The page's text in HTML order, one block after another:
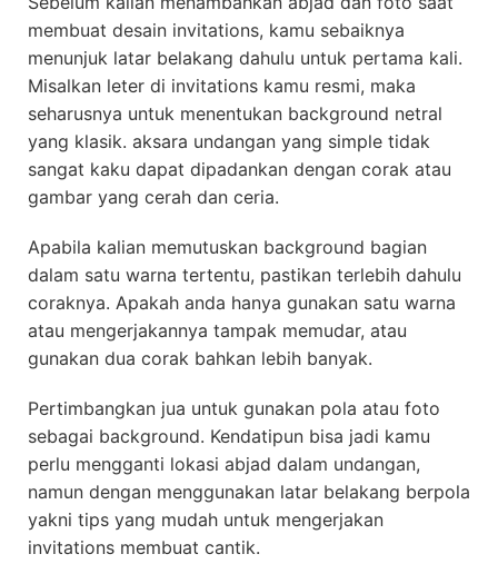
membuat desain invitations, kamu sebaiknya
menunjuk latar belakang dahulu untuk pertama kali.
Misalkan leter di invitations kamu resmi, maka
seharusnya untuk menentukan background netral
yang klasik. aksara undangan yang simple tidak
sangat kaku dapat dipadankan dengan corak atau
gambar yang cerah dan ceria.
Apabila kalian memutuskan background bagian
dalam satu warna tertentu, pastikan terlebih dahulu
coraknya. Apakah anda hanya gunakan satu warna
atau mengerjakannya tampak memudar, atau
gunakan dua corak bahkan lebih banyak.
Pertimbangkan jua untuk gunakan pola atau foto
sebagai background. Kendatipun bisa jadi kamu
perlu mengganti lokasi abjad dalam undangan,
namun dengan menggunakan latar belakang berpola
yakni tips yang mudah untuk mengerjakan
invitations membuat cantik.